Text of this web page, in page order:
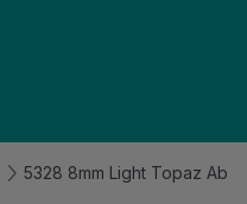
5328 8mm Light Topaz Ab